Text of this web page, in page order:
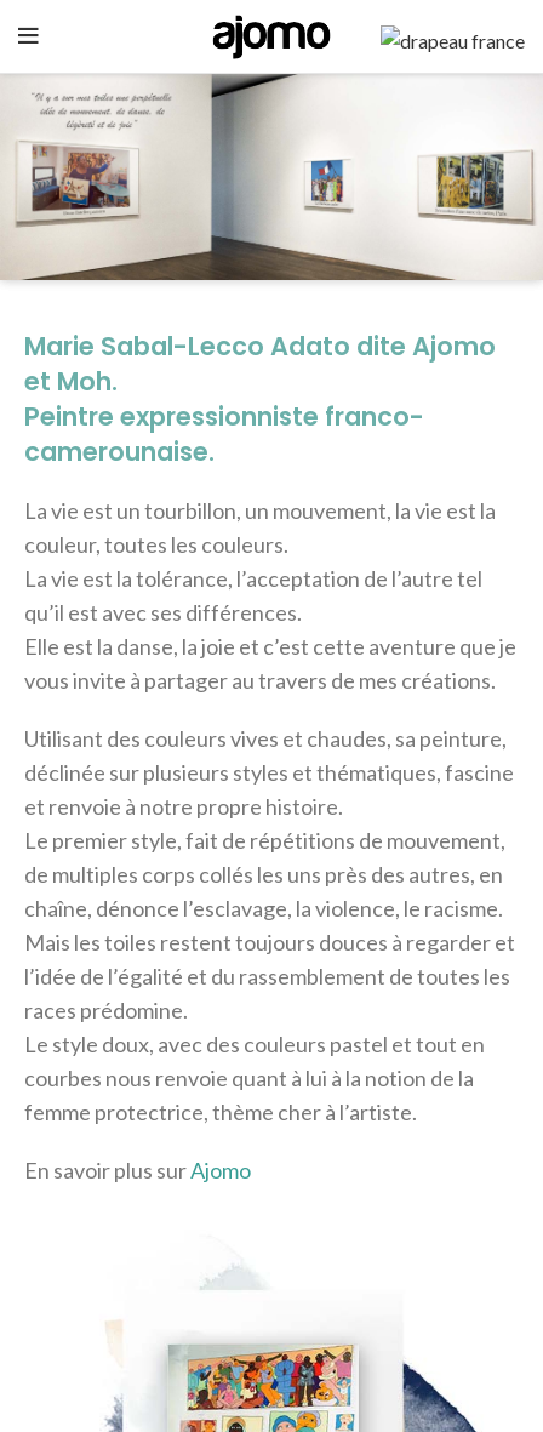
GO
Marie Sabal-Lecco Adato dite Ajomo
et Moh.
Peintre expressionniste franco-
camerounaise.
La vie est un tourbillon, un mouvement, la vie est la
couleur, toutes les couleurs.
La vie est la tolérance, l’acceptation de l’autre tel
qu’il est avec ses différences.
Elle est la danse, la joie et c’est cette aventure que je
vous invite à partager au travers de mes créations.
Utilisant des couleurs vives et chaudes, sa peinture,
déclinée sur plusieurs styles et thématiques, fascine
et renvoie à notre propre histoire.
Le premier style, fait de répétitions de mouvement,
de multiples corps collés les uns près des autres, en
chaîne, dénonce l’esclavage, la violence, le racisme.
Mais les toiles restent toujours douces à regarder et
l’idée de l’égalité et du rassemblement de toutes les
races prédomine.
Le style doux, avec des couleurs pastel et tout en
courbes nous renvoie quant à lui à la notion de la
femme protectrice, thème cher à l’artiste.
En savoir plus surAjomo